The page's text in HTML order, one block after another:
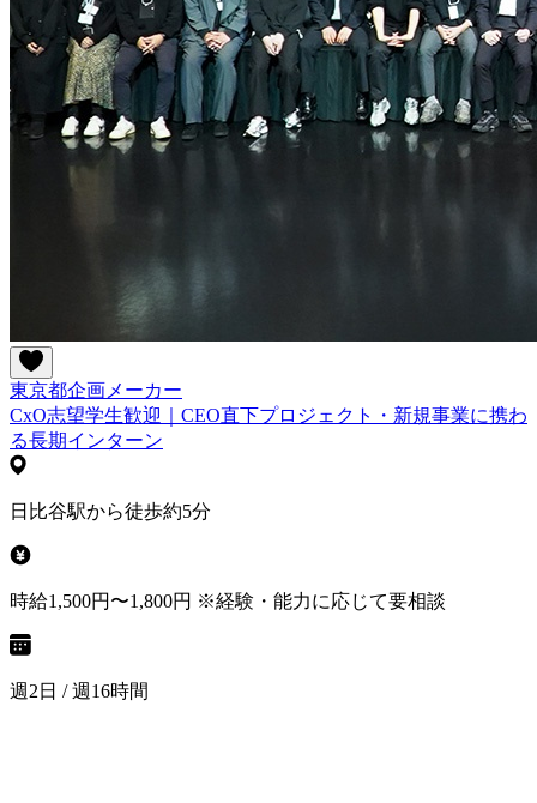
東京都企画 メーカー
CxO志望学生歓迎｜CEO直下プロジェクト・新規事業に携わ
る長期インターン
日比谷駅から徒歩約5分
時給1,500円〜1,800円 ※経験・能力に応じて要相談
週2日 / 週16時間